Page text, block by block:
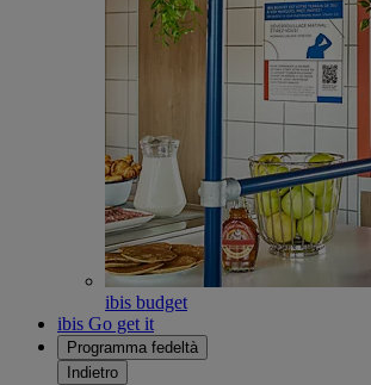
ibis budget
ibis Go get it
Programma fedeltà
Indietro